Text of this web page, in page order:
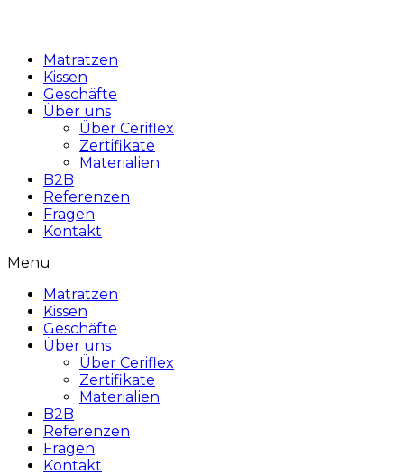
Matratzen
Kissen
Geschäfte
Über uns
Über Ceriflex
Zertifikate
Materialien
B2B
Referenzen
Fragen
Kontakt
Menu
Matratzen
Kissen
Geschäfte
Über uns
Über Ceriflex
Zertifikate
Materialien
B2B
Referenzen
Fragen
Kontakt